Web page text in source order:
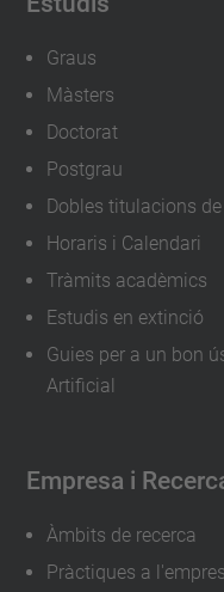
Graus
Màsters
Doctorat
Postgrau
Dobles titulacions de
Horaris i Calendari
Tràmits acadèmics
Estudis en extinció
Guies per a un bon
Artificial
Empresa i
Àmbits de recerca
Pràctiques a